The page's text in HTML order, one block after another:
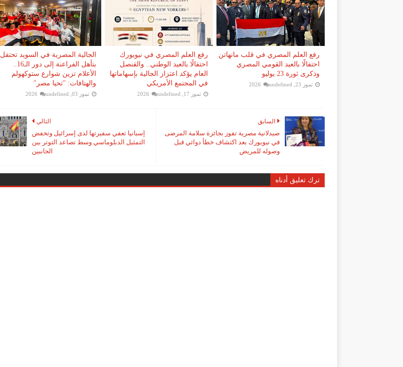
رفع العلم المصري في قلب مانهاتن
احتفالًا بالعيد القومي المصري
وذكرى ثورة 23 يوليو
تموز 23, 2026 undefined
رفع العلم المصري في نيويورك
احتفالًا بالعيد الوطني.. والقنصل
العام يؤكد اعتزاز الجالية بإسهاماتها
في المجتمع الأمريكي
تموز 17, 2026 undefined
الجالية المصرية في السويد تحتفل
بتأهل الفراعنة إلى دور الـ16..
الأعلام تزين شوارع ستوكهولم
والهتافات: "تحيا مصر"
تموز 03, 2026 undefined
التالي
إسبانيا تعفي سفيرتها لدى إسرائيل وتخفض
التمثيل الدبلوماسي وسط تصاعد التوتر بين
الجانبين
السابق
صيدلانية مصرية تفوز بجائزة سلامة المرضى
في نيويورك بعد اكتشاف خطأ دوائي قبل
وصوله للمريض
ترك تعليق أدناه